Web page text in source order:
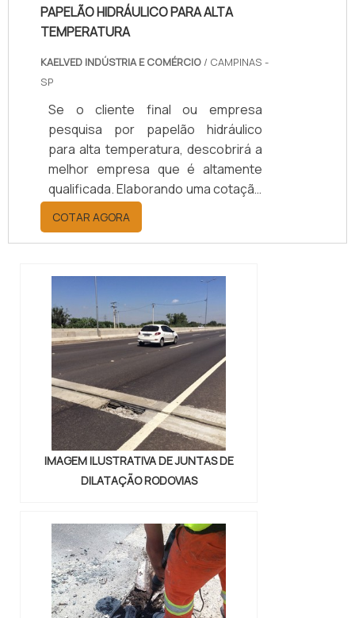
PAPELÃO HIDRÁULICO PARA ALTA
TEMPERATURA
KAELVED INDÚSTRIA E COMÉRCIO / CAMPINAS -
SP
Se o cliente final ou empresa
pesquisa por papelão hidráulico
para alta temperatura, descobrirá a
melhor empresa que é altamente
qualificada. Elaborando uma cotação
por meio da plataforma e
descobrindo a melhor referência do
mercado.MAIS INFORMAÇÕES
HIDRÁULICO PARA ALTA
TEMPERATURASe alguém pesquisar
papelão hidráulico para alta
temperatura encontra na internet a
kaelved. Uma empresa com alto
know-how em laudos ...
COTAR AGORA
IMAGEM ILUSTRATIVA DE JUNTAS DE
DILATAÇÃO RODOVIAS